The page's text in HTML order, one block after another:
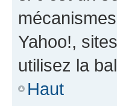
Yahoo!,
utilisez la
Haut